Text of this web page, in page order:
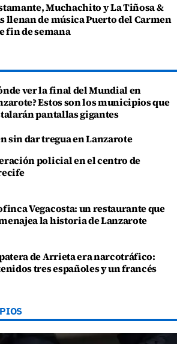
Muchachito y La Tiñosa &
llenan de música Puerto del Carmen
fin de semana
ver la final del Mundial en
Estos son los municipios que
pantallas gigantes
sin dar tregua en Lanzarote
policial en el centro de
Vegacosta: un restaurante que
la historia de Lanzarote
de Arrieta era narcotráfico:
tres españoles y un francés